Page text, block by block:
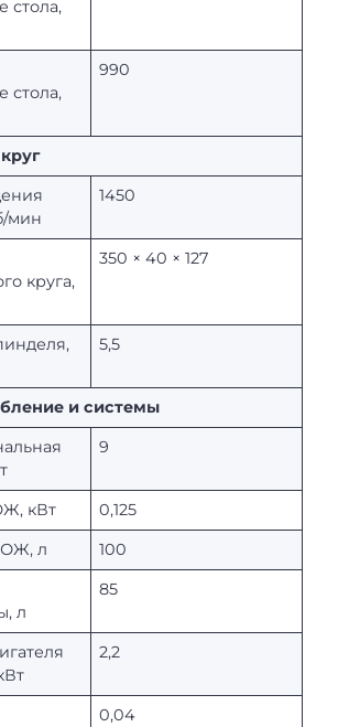
стола,
стола,
990
мин
1450
круга,
350 × 40 × 127
5,5
и системы
9
кВт
0,125
л
100
л
85
2,2
0,04